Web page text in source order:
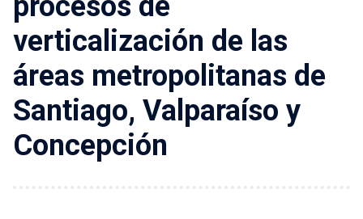
verticalización de las
áreas metropolitanas de
Santiago, Valparaíso y
Concepción